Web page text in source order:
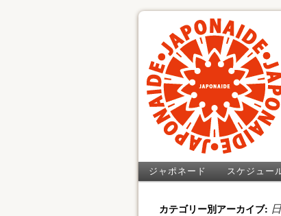
ジャポネード スケジュー
カテゴリー別アーカイブ: